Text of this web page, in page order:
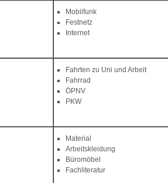
Mobilfunk
Festnetz
Internet
Fahrten zu Uni und Arbeit
Fahrrad
ÖPNV
PKW
Material
Arbeitskleidung
Büromöbel
Fachliteratur